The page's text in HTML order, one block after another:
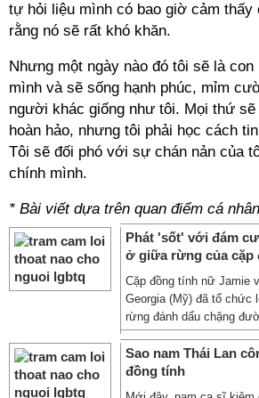
tự hỏi liệu mình có bao giờ cảm thấy
rằng nó sẽ rất khó khăn.
Nhưng một ngày nào đó tôi sẽ là
mình và sẽ sống hạnh phúc, mỉm
người khác giống như tôi. Mọi thứ
hoàn hảo, nhưng tôi phải học cách
Tôi sẽ đối phó với sự chán nản của
chính mình.
* Bài viết dựa trên quan điểm cá
Phát 'sốt' với đám
ở giữa rừng của cặp
Cặp đồng tính nữ Jamie
Georgia (Mỹ) đã tổ chức
rừng đánh dấu chặng
Sao nam Thái Lan
đồng tính